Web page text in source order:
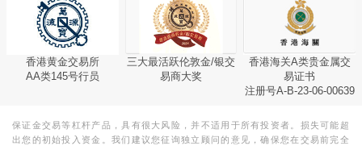
香港黄金交易所
AA类145号行员
三大最活跃伦敦金/银交
易商大奖
香港海关A类贵金属交
易证书
注册号A-B-23-06-00639
保证金交易等杠杆产品，具有很大风险，并不适用于所有投资者。损失可能超
出您的初始投入资金。我们建议您征询独立顾问的意见，确保您在交易前完全